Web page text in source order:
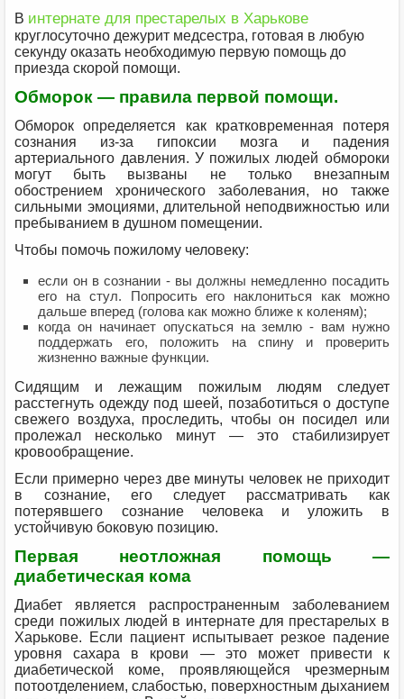
В интернате для престарелых в Харькове
круглосуточно дежурит медсестра, готовая в любую
секунду оказать необходимую первую помощь до
приезда скорой помощи.
Обморок — правила первой помощи.
Обморок определяется как кратковременная потеря
сознания из-за гипоксии мозга и падения
артериального давления. У пожилых людей обмороки
могут быть вызваны не только внезапным
обострением хронического заболевания, но также
сильными эмоциями, длительной неподвижностью или
пребыванием в душном помещении.
Чтобы помочь пожилому человеку:
если он в сознании - вы должны немедленно посадить
его на стул. Попросить его наклониться как можно
дальше вперед (голова как можно ближе к коленям);
когда он начинает опускаться на землю - вам нужно
поддержать его, положить на спину и проверить
жизненно важные функции.
Сидящим и лежащим пожилым людям следует
расстегнуть одежду под шеей, позаботиться о доступе
свежего воздуха, проследить, чтобы он посидел или
пролежал несколько минут — это стабилизирует
кровообращение.
Если примерно через две минуты человек не приходит
в сознание, его следует рассматривать как
потерявшего сознание человека и уложить в
устойчивую боковую позицию.
Первая неотложная помощь —
диабетическая кома
Диабет является распространенным заболеванием
среди пожилых людей в интернате для престарелых в
Харькове. Если пациент испытывает резкое падение
уровня сахара в крови — это может привести к
диабетической коме, проявляющейся чрезмерным
потоотделением, слабостью, поверхностным дыханием